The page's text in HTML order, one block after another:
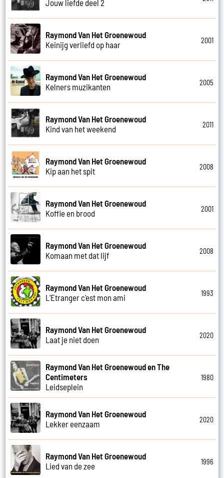
Jouw liefde deel 2
Raymond Van Het Groenewoud
Keinijg verliefd op haar
2001
Raymond Van Het Groenewoud
Kelners muzikanten
2005
Raymond Van Het Groenewoud
Kind van het weekend
2011
Raymond Van Het Groenewoud
Kip aan het spit
2008
Raymond Van Het Groenewoud
Koffie en brood
2001
Raymond Van Het Groenewoud
Komaan met dat lijf
2008
Raymond Van Het Groenewoud
L'Etranger c'est mon ami
1993
Raymond Van Het Groenewoud
Laat je niet doen
2020
Raymond Van Het Groenewoud en The
Centimeters
Leidseplein
1980
Raymond Van Het Groenewoud
Lekker eenzaam
2020
Raymond Van Het Groenewoud
Lied van de zee
1996